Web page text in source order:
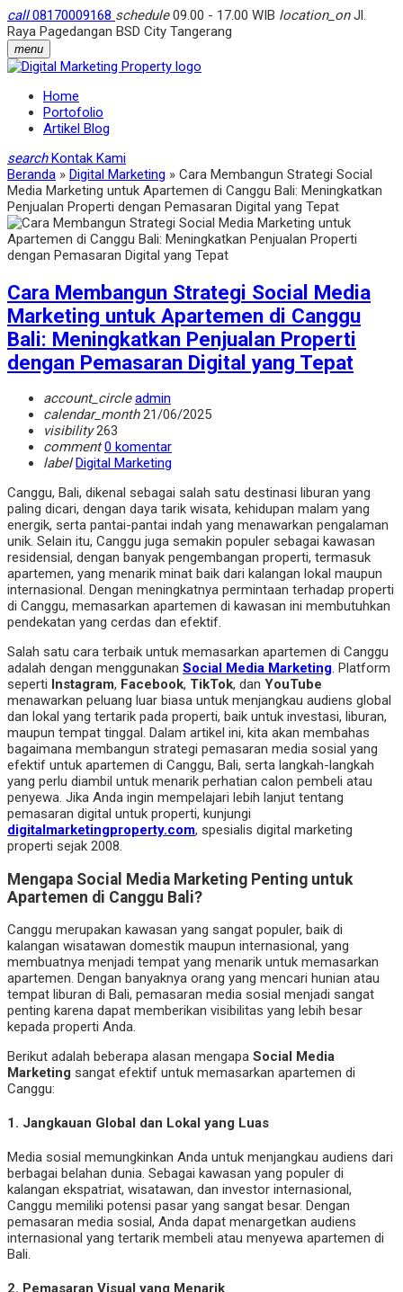
call08170009168 schedule09.00 - 17.00 WIB location_onJl.
Raya Pagedangan BSD City Tangerang
menu
Home
Portofolio
Artikel Blog
search Kontak Kami
Beranda » Digital Marketing » Cara Membangun Strategi Social
Media Marketing untuk Apartemen di Canggu Bali: Meningkatkan
Penjualan Properti dengan Pemasaran Digital yang Tepat
Cara Membangun Strategi Social Media
Marketing untuk Apartemen di Canggu
Bali: Meningkatkan Penjualan Properti
dengan Pemasaran Digital yang Tepat
account_circle admin
calendar_month21/06/2025
visibility263
comment 0 komentar
label Digital Marketing
Canggu, Bali, dikenal sebagai salah satu destinasi liburan yang
paling dicari, dengan daya tarik wisata, kehidupan malam yang
energik, serta pantai-pantai indah yang menawarkan pengalaman
unik. Selain itu, Canggu juga semakin populer sebagai kawasan
residensial, dengan banyak pengembangan properti, termasuk
apartemen, yang menarik minat baik dari kalangan lokal maupun
internasional. Dengan meningkatnya permintaan terhadap properti
di Canggu, memasarkan apartemen di kawasan ini membutuhkan
pendekatan yang cerdas dan efektif.
Salah satu cara terbaik untuk memasarkan apartemen di Canggu
adalah dengan menggunakan Social Media Marketing. Platform
seperti Instagram, Facebook, TikTok, dan YouTube
menawarkan peluang luar biasa untuk menjangkau audiens global
dan lokal yang tertarik pada properti, baik untuk investasi, liburan,
maupun tempat tinggal. Dalam artikel ini, kita akan membahas
bagaimana membangun strategi pemasaran media sosial yang
efektif untuk apartemen di Canggu, Bali, serta langkah-langkah
yang perlu diambil untuk menarik perhatian calon pembeli atau
penyewa. Jika Anda ingin mempelajari lebih lanjut tentang
pemasaran digital untuk properti, kunjungi
digitalmarketingproperty.com, spesialis digital marketing
properti sejak 2008.
Mengapa Social Media Marketing Penting untuk
Apartemen di Canggu Bali?
Canggu merupakan kawasan yang sangat populer, baik di
kalangan wisatawan domestik maupun internasional, yang
membuatnya menjadi tempat yang menarik untuk memasarkan
apartemen. Dengan banyaknya orang yang mencari hunian atau
tempat liburan di Bali, pemasaran media sosial menjadi sangat
penting karena dapat memberikan visibilitas yang lebih besar
kepada properti Anda.
Berikut adalah beberapa alasan mengapa Social Media
Marketing sangat efektif untuk memasarkan apartemen di
Canggu:
1. Jangkauan Global dan Lokal yang Luas
Media sosial memungkinkan Anda untuk menjangkau audiens dari
berbagai belahan dunia. Sebagai kawasan yang populer di
kalangan ekspatriat, wisatawan, dan investor internasional,
Canggu memiliki potensi pasar yang sangat besar. Dengan
pemasaran media sosial, Anda dapat menargetkan audiens
internasional yang tertarik membeli atau menyewa apartemen di
Bali.
2. Pemasaran Visual yang Menarik